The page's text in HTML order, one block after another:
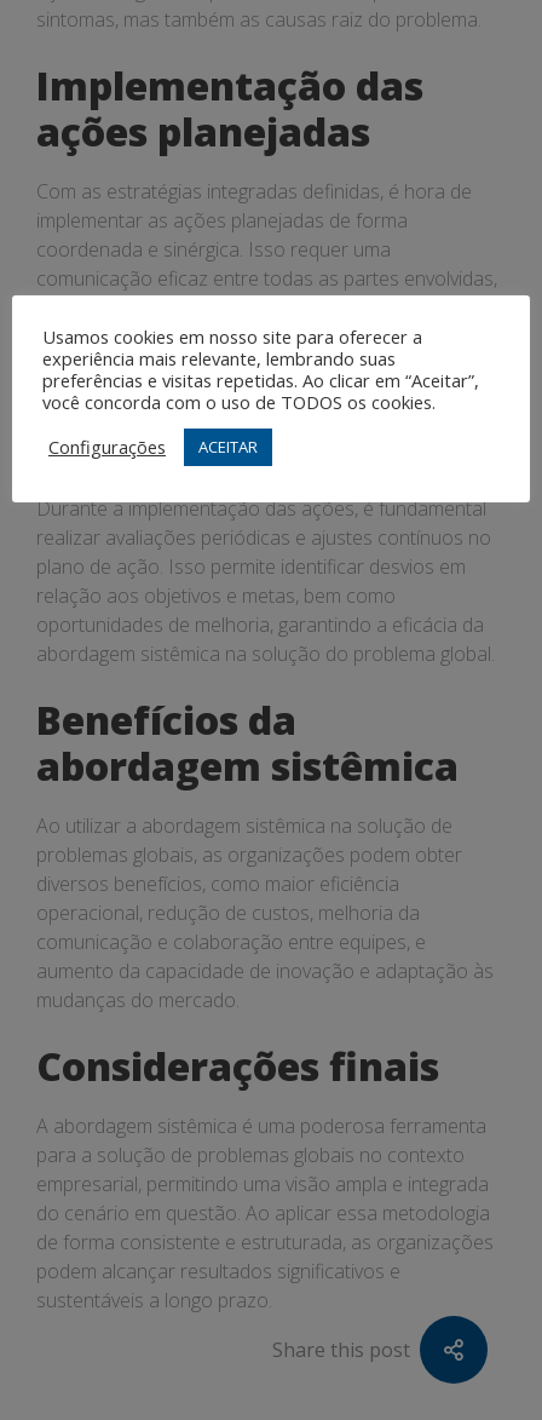
sintomas, mas também as causas raiz do problema.
Implementação das
ações planejadas
Com as estratégias integradas definidas, é hora de
implementar as ações planejadas de forma
coordenada e sinérgica. Isso requer uma
comunicação eficaz entre todas as partes envolvidas,
dos objetivos e metas estabelecidos.
Avaliação e ajustes
contínuos
Durante a implementação das ações, é fundamental
realizar avaliações periódicas e ajustes contínuos no
plano de ação. Isso permite identificar desvios em
relação aos objetivos e metas, bem como
oportunidades de melhoria, garantindo a eficácia da
abordagem sistêmica na solução do problema global.
Benefícios da
abordagem sistêmica
Ao utilizar a abordagem sistêmica na solução de
problemas globais, as organizações podem obter
diversos benefícios, como maior eficiência
operacional, redução de custos, melhoria da
comunicação e colaboração entre equipes, e
aumento da capacidade de inovação e adaptação às
mudanças do mercado.
Considerações finais
A abordagem sistêmica é uma poderosa ferramenta
para a solução de problemas globais no contexto
empresarial, permitindo uma visão ampla e integrada
do cenário em questão. Ao aplicar essa metodologia
de forma consistente e estruturada, as organizações
podem alcançar resultados significativos e
sustentáveis a longo prazo.
Share this post
Usamos cookies em nosso site para oferecer a
experiência mais relevante, lembrando suas
preferências e visitas repetidas. Ao clicar em “Aceitar”,
você concorda com o uso de TODOS os cookies.
Configurações
ACEITAR